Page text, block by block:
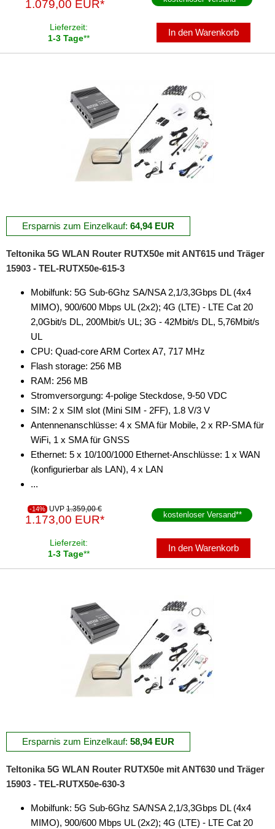
1.079,00 EUR*
Lieferzeit:
1-3 Tage**
In den Warenkorb
Ersparnis zum Einzelkauf: 64,94 EUR
Teltonika 5G WLAN Router RUTX50e mit ANT615 und Träger
15903 - TEL-RUTX50e-615-3
Mobilfunk: 5G Sub-6Ghz SA/NSA 2,1/3,3Gbps DL (4x4
MIMO), 900/600 Mbps UL (2x2); 4G (LTE) - LTE Cat 20
2,0Gbit/s DL, 200Mbit/s UL; 3G - 42Mbit/s DL, 5,76Mbit/s
UL
CPU: Quad-core ARM Cortex A7, 717 MHz
Flash storage: 256 MB
RAM: 256 MB
Stromversorgung: 4-polige Steckdose, 9-50 VDC
SIM: 2 x SIM slot (Mini SIM - 2FF), 1.8 V/3 V
Antennenanschlüsse: 4 x SMA für Mobile, 2 x RP-SMA für
WiFi, 1 x SMA für GNSS
Ethernet: 5 x 10/100/1000 Ethernet-Anschlüsse: 1 x WAN
(konfigurierbar als LAN), 4 x LAN
...
-14% UVP 1.359,00 €
1.173,00 EUR* kostenloser Versand**
Lieferzeit:
1-3 Tage**
In den Warenkorb
Ersparnis zum Einzelkauf: 58,94 EUR
Teltonika 5G WLAN Router RUTX50e mit ANT630 und Träger
15903 - TEL-RUTX50e-630-3
Mobilfunk: 5G Sub-6Ghz SA/NSA 2,1/3,3Gbps DL (4x4
MIMO), 900/600 Mbps UL (2x2); 4G (LTE) - LTE Cat 20